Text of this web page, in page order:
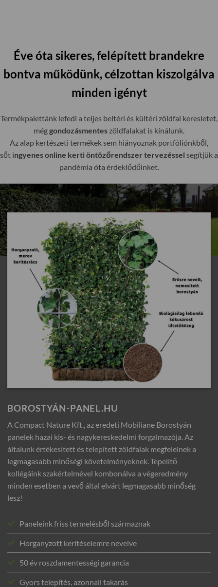
Éve óta sikeres, felépített brandekre
bontva működünk, célzottan kiszolgálva
minden igényt
Termékpalettánk lefedi a teljes beltéri és kültéri zöldfal keresletet,
méggondozásmentes zöldfalakat is kínálunk.
Az alap kertészeti termékek sem hiányoznak portfóliónkből,
sőt ingyenes online kerti öntözőrendszer tervezéssel segítjük a
pandémia óta érdeklődőinket.
BOROSTYÁN-PANEL.HU
A Compact Nature Kft., az eredeti Mobiliane Borostyán
panelek hazai kis- és nagykereskedelmi forgalmazója. Az
általunk értékesített és telepített zöldfalak megfelelnek a
legmagasabb minőségi követelményeknek. Tepelítő
kollégáink szakértelmével kombonálva a végeredmény
minden esetben a vevő által elvárt legmagasabb minőség
lesz!
Paneleink friss termelésből származnak
Horganyzott kerítéselemre nevelve
50 év roszdamentességi garancia
Gyors telepítés, azonnali takarás